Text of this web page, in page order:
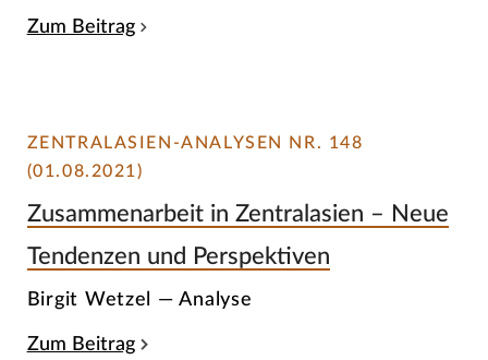
Zum Beitrag
ZENTRALASIEN-ANALYSEN NR. 148
(01.08.2021)
Zusammenarbeit in Zentralasien – Neue
Tendenzen und Perspektiven
Birgit Wetzel — Analyse
Zum Beitrag